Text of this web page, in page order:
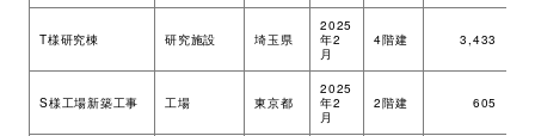
T様研究棟 研究施設 埼玉県
2025
年2
月
4階建 3,433
S様工場新築工事 工場 東京都
2025
年2
月
2階建 605